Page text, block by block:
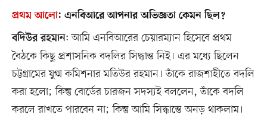
প্রথম আলো: এনবিআরে আপনার অভিজ্ঞতা কেমন ছিল?
বদিউর রহমান: আমি এনবিআরের চেয়ারম্যান হিসেবে প্রথম
বৈঠকে কিছু প্রশাসনিক বদলির সিদ্ধান্ত নিই। এর মধ্যে ছিলেন
চট্টগ্রামের যুগ্ম কমিশনার মতিউর রহমান। তাঁকে রাজশাহীতে বদলি
করা হলো; কিন্তু বোর্ডের চারজন সদস্যই বললেন, তাঁকে বদলি
করলে রাখতে পারবেন না; কিন্তু আমি সিদ্ধান্তে অনড় থাকলাম।